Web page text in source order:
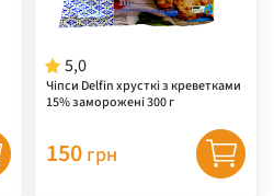
5,0
Чіпси Delfin хрусткі з креветками
15% заморожені 300 г
150 грн